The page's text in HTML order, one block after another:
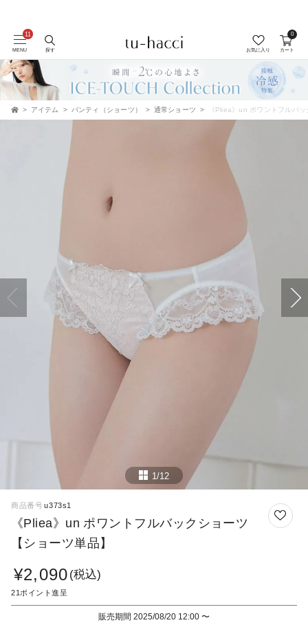
会員登録で今すぐ使えるポイントプレゼント！
MENU 探す お気に入り カート
0
アイテム パンティ（ショーツ） 通常ショーツ 《Pliea》un ポワントフルバ
1/12
商品番号 u373s1
《Pliea》un ポワントフルバックショーツ
【ショーツ単品】
¥2,090 税込
21
販売期間 2025/08/20 12:00 〜